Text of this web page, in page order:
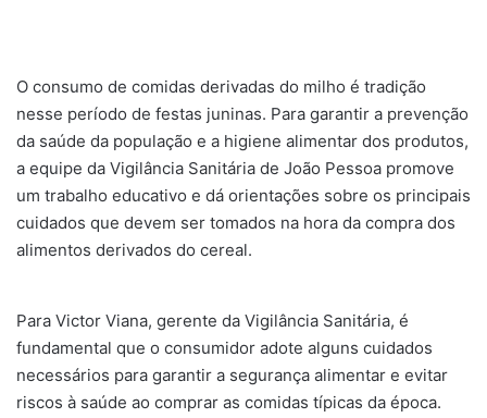
O consumo de comidas derivadas do milho é tradição
nesse período de festas juninas. Para garantir a prevenção
da saúde da população e a higiene alimentar dos produtos,
a equipe da Vigilância Sanitária de João Pessoa promove
um trabalho educativo e dá orientações sobre os principais
cuidados que devem ser tomados na hora da compra dos
alimentos derivados do cereal.
Para Victor Viana, gerente da Vigilância Sanitária, é
fundamental que o consumidor adote alguns cuidados
necessários para garantir a segurança alimentar e evitar
riscos à saúde ao comprar as comidas típicas da época.